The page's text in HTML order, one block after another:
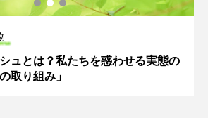
ュとは？私たちを惑わせる実態の
取り組み」